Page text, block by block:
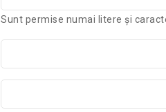
Sunt permise numai litere și